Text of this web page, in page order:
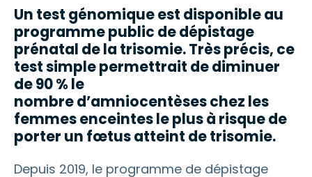
Un test génomique est disponible au
programme public de dépistage
prénatal de la trisomie. Très précis, ce
test simple permettrait de diminuer
de 90 % le
nombre d’amniocentèses chez les
femmes enceintes le plus à risque de
porter un fœtus atteint de trisomie.
Depuis 2019, le programme de dépistage